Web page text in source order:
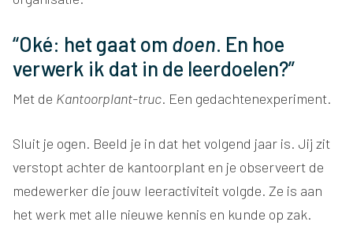
“Oké: het gaat om doen. En hoe
verwerk ik dat in de leerdoelen?”
Met de Kantoorplant-truc. Een gedachtenexperiment.
Sluit je ogen. Beeld je in dat het volgend jaar is. Jij zit
verstopt achter de kantoorplant en je observeert de
medewerker die jouw leeractiviteit volgde. Ze is aan
het werk met alle nieuwe kennis en kunde op zak.